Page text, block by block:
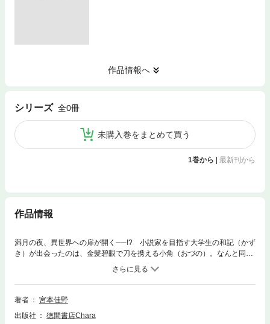
作品情報へ
シリーズ 全0冊
未購入巻をまとめて買う
1巻から 最新刊から
作品情報
満月の夜、異世界への扉が開く──!? 小説家を目指す大学生の和記（かず
き）が出会ったのは、金髪碧眼で刀を携える小角（おづの）。なんと同じ
日本なのに文化も歴史も異なる平行世界の住人で、迷い込む異界の人間
を“鬼”として始末するのが仕事らしい!? 交わるはずのなかった異世界の
男達が、運命の悪戯で巡り合う──異世界トリップロマン!!
著者
宮本佳野
出版社
徳間書店Chara